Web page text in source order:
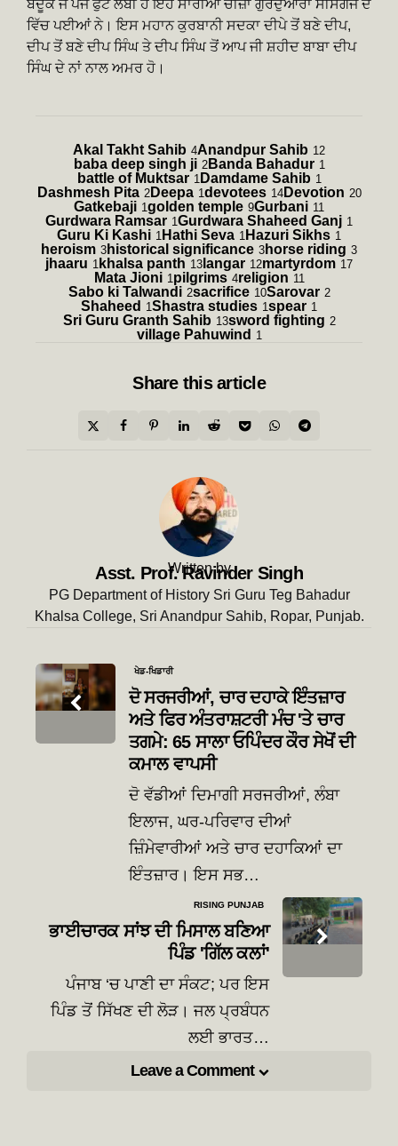
ਬੰਦੂਕ ਜੋ ਪੰਜ ਫੁੱਟ ਲੰਬੀ ਹੈ ਇਹ ਸਾਰੀਆਂ ਚੀਜ਼ਾਂ ਗੁਰਦੁਆਰਾ ਸੀਸਗੰਜ ਦੇ
ਵਿੱਚ ਪਈਆਂ ਨੇ। ਇਸ ਮਹਾਨ ਕੁਰਬਾਨੀ ਸਦਕਾ ਦੀਪੇ ਤੋਂ ਬਣੇ ਦੀਪ,
ਦੀਪ ਤੋਂ ਬਣੇ ਦੀਪ ਸਿੰਘ ਤੇ ਦੀਪ ਸਿੰਘ ਤੋਂ ਆਪ ਜੀ ਸ਼ਹੀਦ ਬਾਬਾ ਦੀਪ
ਸਿੰਘ ਦੇ ਨਾਂ ਨਾਲ ਅਮਰ ਹੋ।
Akal Takht Sahib 4Anandpur Sahib 12
baba deep singh ji 2Banda Bahadur 1
battle of Muktsar 1 Damdame Sahib 1
Dashmesh Pita 2Deepa 1devotees 14Devotion 20
Gatkebaji 1golden temple 9Gurbani 11
Gurdwara Ramsar 1Gurdwara Shaheed Ganj 1
Guru Ki Kashi 1 Hathi Seva 1 Hazuri Sikhs 1
heroism 3 historical significance 3 horse riding 3
jhaaru 1 khalsa panth 13 langar 12martyrdom 17
Mata Jioni 1pilgrims 4religion 11
Sabo ki Talwandi 2sacrifice 10Sarovar 2
Shaheed 1Shastra studies 1spear 1
Sri Guru Granth Sahib 13sword fighting 2
village Pahuwind 1
Share this article
Written by
Asst. Prof. Ravinder Singh
PG Department of History Sri Guru Teg Bahadur
Khalsa College, Sri Anandpur Sahib, Ropar, Punjab.
Post
navigation
ਖੇਡ-ਖਿਡਾਰੀ
ਦੋ ਸਰਜਰੀਆਂ, ਚਾਰ ਦਹਾਕੇ ਇੰਤਜ਼ਾਰ
ਅਤੇ ਫਿਰ ਅੰਤਰਾਸ਼ਟਰੀ ਮੰਚ 'ਤੇ ਚਾਰ
ਤਗਮੇ: 65 ਸਾਲਾ ਓਪਿੰਦਰ ਕੌਰ ਸੇਖੋਂ ਦੀ
ਕਮਾਲ ਵਾਪਸੀ
ਦੋ ਵੱਡੀਆਂ ਦਿਮਾਗੀ ਸਰਜਰੀਆਂ, ਲੰਬਾ
ਇਲਾਜ, ਘਰ-ਪਰਿਵਾਰ ਦੀਆਂ
ਜ਼ਿੰਮੇਵਾਰੀਆਂ ਅਤੇ ਚਾਰ ਦਹਾਕਿਆਂ ਦਾ
ਇੰਤਜ਼ਾਰ। ਇਸ ਸਭ…
RISING PUNJAB
ਭਾਈਚਾਰਕ ਸਾਂਝ ਦੀ ਮਿਸਾਲ ਬਣਿਆ
ਪਿੰਡ 'ਗਿੱਲ ਕਲਾਂ'
ਪੰਜਾਬ ‘ਚ ਪਾਣੀ ਦਾ ਸੰਕਟ; ਪਰ ਇਸ
ਪਿੰਡ ਤੋਂ ਸਿੱਖਣ ਦੀ ਲੋੜ। ਜਲ ਪ੍ਰਬੰਧਨ
ਲਈ ਭਾਰਤ…
Leave a Comment